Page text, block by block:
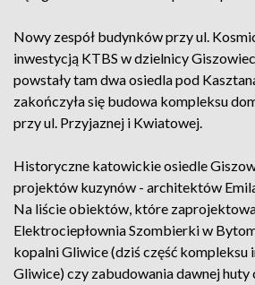
Nowy zespół budynków przy ul.
inwestycją KTBS w dzielnicy
powstały tam dwa osiedla pod
zakończyła się budowa kompleksu
przy ul. Przyjaznej i Kwiatowej.
Historyczne katowickie osiedle
projektów kuzynów - architektów
Na liście obiektów, które
Elektrociepłownia Szombierki w
kopalni Gliwice (dziś część
Gliwice) czy zabudowania dawnej huty